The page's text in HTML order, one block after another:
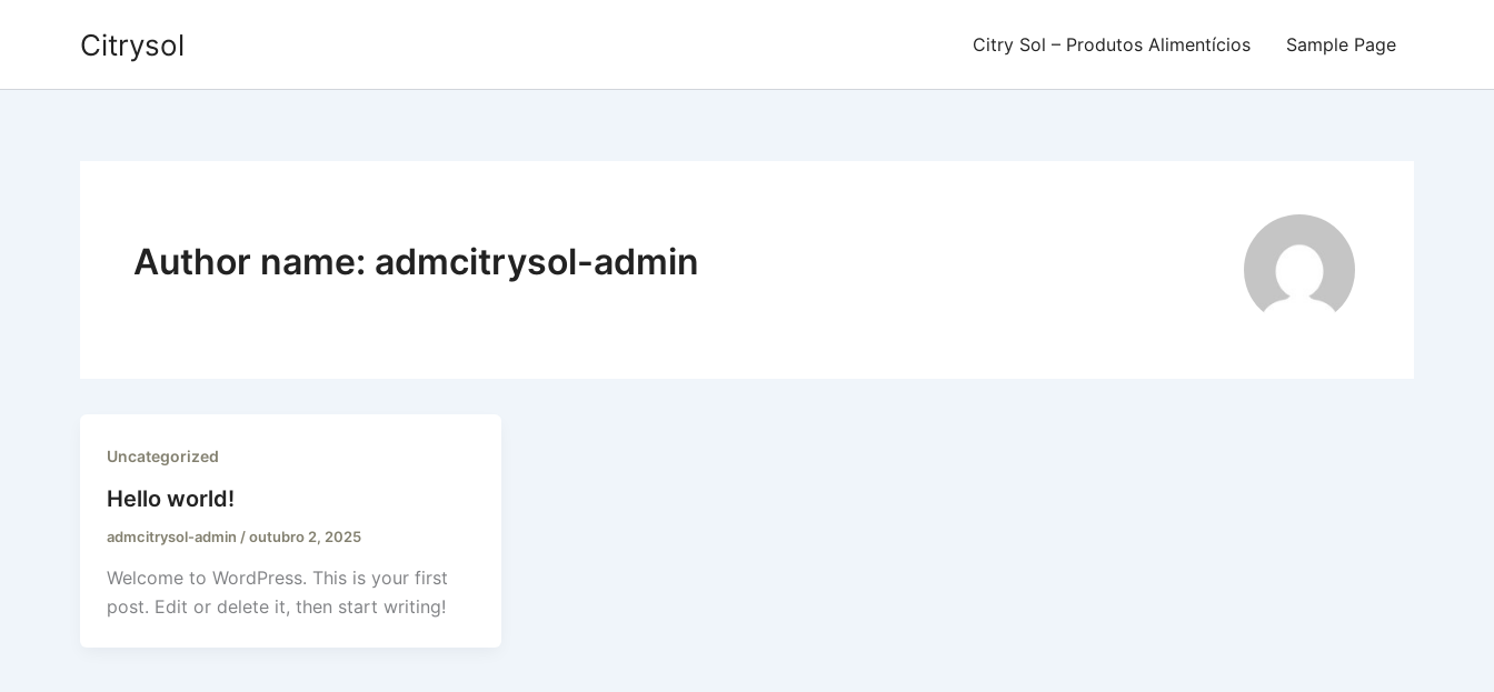
Citrysol Citry Sol – Produtos Alimentícios Sample Page
Author name: admcitrysol-admin
Uncategorized
Hello world!
admcitrysol-admin /outubro 2, 2025
Welcome to WordPress. This is your first
post. Edit or delete it, then start writing!